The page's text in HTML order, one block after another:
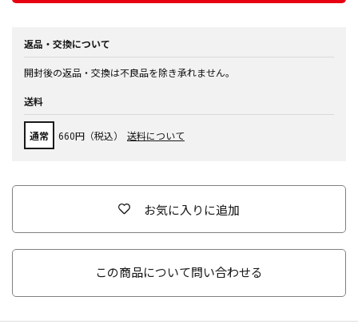
返品・交換について
開封後の返品・交換は不良品を除き承れません。
送料
通常 660円（税込） 送料について
お気に入りに追加
この商品について問い合わせる